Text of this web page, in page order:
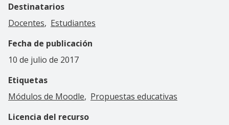
Destinatarios
Docentes
Estudiantes
Fecha de publicación
10 de julio de 2017
Etiquetas
Módulos de Moodle
Propuestas educativas
Licencia del recurso